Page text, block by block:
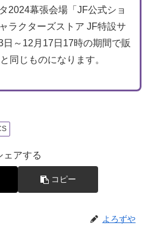
2024幕張会場「JF公式ショ
ラクターズストア JF特設サ
～12月17日17時の期間で販
同じものになります。
ェアする
コピー
よろずや